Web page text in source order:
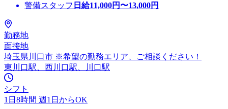
警備スタッフ 日給11,000円〜13,000円
勤務地
面接地
埼玉県川口市 ※希望の勤務エリア、ご相談ください！
東川口駅、西川口駅、川口駅
シフト
1日8時間 週1日からOK